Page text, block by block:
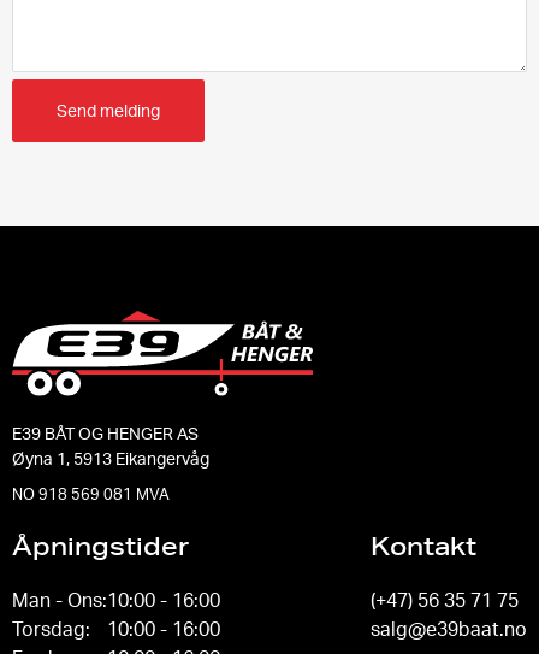
Send melding
E39 BÅT OG HENGER AS
Øyna 1, 5913 Eikangervåg
NO 918 569 081 MVA
Åpningstider
Man - Ons:10:00 - 16:00
Torsdag:
10:00 - 16:00
Kontakt
(+47) 56 35 71 75
salg@e39baat.no